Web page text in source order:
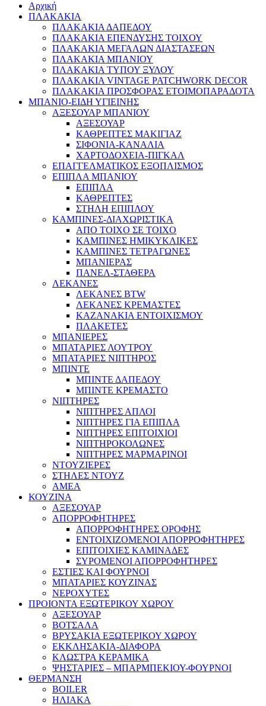
Αρχική
ΠΛΑΚΑΚΙΑ
ΠΛΑΚΑΚΙΑ ΔΑΠΕΔΟΥ
ΠΛΑΚΑΚΙΑ ΕΠΕΝΔΥΣΗΣ ΤΟΙΧΟΥ
ΠΛΑΚΑΚΙΑ ΜΕΓΑΛΩΝ ΔΙΑΣΤΑΣΕΩΝ
ΠΛΑΚΑΚΙΑ ΜΠΑΝΙΟΥ
ΠΛΑΚΑΚΙΑ ΤΥΠΟΥ ΞΥΛΟΥ
ΠΛΑΚΑΚΙΑ VINTAGE PATCHWORK DECOR
ΠΛΑΚΑΚΙΑ ΠΡΟΣΦΟΡΑΣ ΕΤΟΙΜΟΠΑΡΑΔΟΤΑ
ΜΠΑΝΙΟ-ΕΙΔΗ ΥΓΙΕΙΝΗΣ
ΑΞΕΣΟΥΑΡ ΜΠΑΝΙΟΥ
ΑΞΕΣΟΥΑΡ
ΚΑΘΡΕΠΤΕΣ ΜΑΚΙΓΙΑΖ
ΣΙΦΟΝΙΑ-ΚΑΝΑΛΙΑ
ΧΑΡΤΟΔΟΧΕΙΑ-ΠΙΓΚΑΛ
ΕΠΑΓΓΕΛΜΑΤΙΚΟΣ ΕΞΟΠΛΙΣΜΟΣ
ΕΠΙΠΛΑ ΜΠΑΝΙΟΥ
ΕΠΙΠΛΑ
ΚΑΘΡΕΠΤΕΣ
ΣΤΗΛΗ ΕΠΙΠΛΟΥ
ΚΑΜΠΙΝΕΣ-ΔΙΑΧΩΡΙΣΤΙΚΑ
ΑΠΟ ΤΟΙΧΟ ΣΕ ΤΟΙΧΟ
ΚΑΜΠΙΝΕΣ ΗΜΙΚΥΚΛΙΚΕΣ
ΚΑΜΠΙΝΕΣ ΤΕΤΡΑΓΩΝΕΣ
ΜΠΑΝΙΕΡΑΣ
ΠΑΝΕΛ-ΣΤΑΘΕΡΑ
ΛΕΚΑΝΕΣ
ΛΕΚΑΝΕΣ BTW
ΛΕΚΑΝΕΣ ΚΡΕΜΑΣΤΕΣ
ΚΑΖΑΝΑΚΙΑ ΕΝΤΟΙΧΙΣΜΟΥ
ΠΛΑΚΕΤΕΣ
ΜΠΑΝΙΕΡΕΣ
ΜΠΑΤΑΡΙΕΣ ΛΟΥΤΡΟΥ
ΜΠΑΤΑΡΙΕΣ ΝΙΠΤΗΡΟΣ
ΜΠΙΝΤΕ
ΜΠΙΝΤΕ ΔΑΠΕΔΟΥ
ΜΠΙΝΤΕ ΚΡΕΜΑΣΤΟ
ΝΙΠΤΗΡΕΣ
ΝΙΠΤΗΡΕΣ ΑΠΛΟΙ
ΝΙΠΤΗΡΕΣ ΓΙΑ ΕΠΙΠΛΑ
ΝΙΠΤΗΡΕΣ ΕΠΙΤΟΙΧΙΟΙ
ΝΙΠΤΗΡΟΚΟΛΩΝΕΣ
ΝΙΠΤΗΡΕΣ ΜΑΡΜΑΡΙΝΟΙ
ΝΤΟΥΖΙΕΡΕΣ
ΣΤΗΛΕΣ ΝΤΟΥΖ
ΑΜΕΑ
ΚΟΥΖΙΝΑ
ΑΞΕΣΟΥΑΡ
ΑΠΟΡΡΟΦΗΤΗΡΕΣ
ΑΠΟΡΡΟΦΗΤΗΡΕΣ ΟΡΟΦΗΣ
ΕΝΤΟΙΧΙΖΟΜΕΝΟΙ ΑΠΟΡΡΟΦΗΤΗΡΕΣ
ΕΠΙΤΟΙΧΙΕΣ ΚΑΜΙΝΑΔΕΣ
ΣΥΡΟΜΕΝΟΙ ΑΠΟΡΡΟΦΗΤΗΡΕΣ
ΕΣΤΙΕΣ ΚΑΙ ΦΟΥΡΝΟΙ
ΜΠΑΤΑΡΙΕΣ ΚΟΥΖΙΝΑΣ
ΝΕΡΟΧΥΤΕΣ
ΠΡΟΙΟΝΤΑ ΕΞΩΤΕΡΙΚΟΥ ΧΩΡΟΥ
ΑΞΕΣΟΥΑΡ
ΒΟΤΣΑΛΑ
ΒΡΥΣΑΚΙΑ ΕΞΩΤΕΡΙΚΟΥ ΧΩΡΟΥ
ΕΚΚΛΗΣΑΚΙΑ-ΔΙΑΦΟΡΑ
ΚΛΩΣΤΡΑ ΚΕΡΑΜΙΚΑ
ΨΗΣΤΑΡΙΕΣ – ΜΠΑΡΜΠΕΚΙΟΥ-ΦΟΥΡΝΟΙ
ΘΕΡΜΑΝΣΗ
BOILER
ΗΛΙΑΚΑ